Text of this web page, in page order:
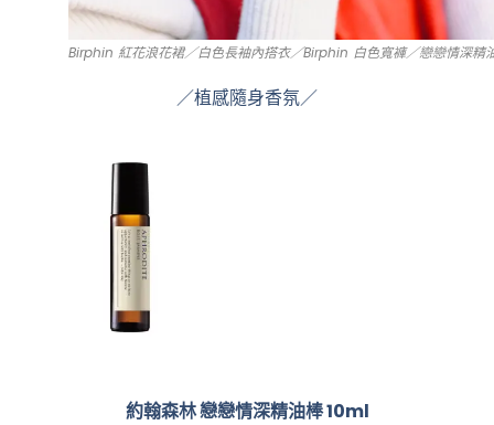
Birphin 紅花浪花裙／白色長袖內搭衣／Birphin 白色寬褲／戀戀情深精
／植感隨身香氛／
約翰森林 戀戀情深精油棒 10ml